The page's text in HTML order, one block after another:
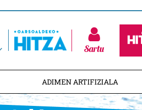
Sartu
ADIMEN ARTIFIZIALA